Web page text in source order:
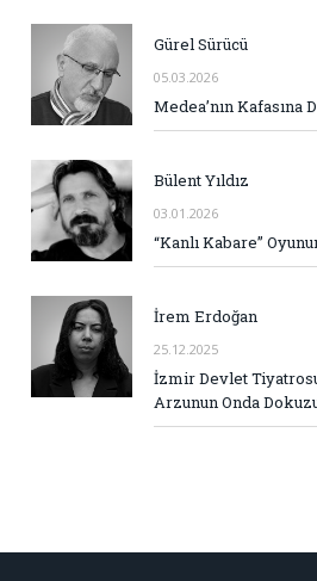
Gürel Sürücü
05.03.2026
Medea’nın Kafasına
Bülent Yıldız
03.01.2026
“Kanlı Kabare”
İrem Erdoğan
25.12.2025
İzmir Devlet
Arzunun Onda